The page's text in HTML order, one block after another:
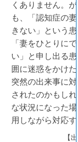
くありません。
も、「認知症の
きない」という
「妻をひとりに
い」と申し出る
囲に迷惑をかけ
突然の出来事に
されたのかもし
な状況になった
用しながら対応
【